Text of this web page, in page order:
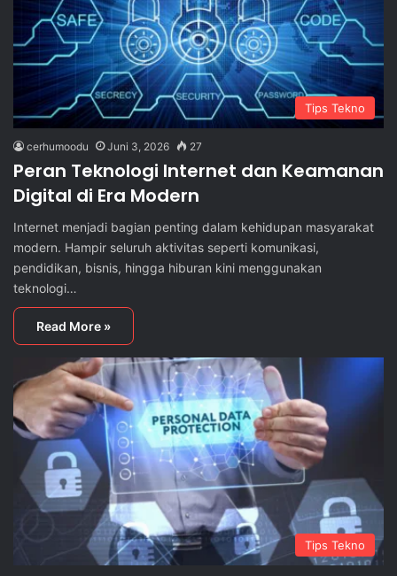
Tips Tekno
cerhumoodu Juni 3, 2026 27
Peran Teknologi Internet dan Keamanan
Digital di Era Modern
Internet menjadi bagian penting dalam kehidupan masyarakat
modern. Hampir seluruh aktivitas seperti komunikasi,
pendidikan, bisnis, hingga hiburan kini menggunakan
teknologi…
Read More »
Tips Tekno